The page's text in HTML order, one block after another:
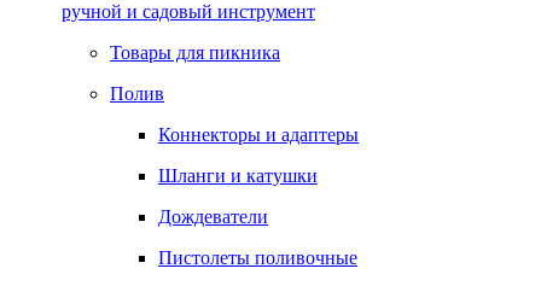
ручной и садовый инструмент
Товары для пикника
Полив
Коннекторы и адаптеры
Шланги и катушки
Дождеватели
Пистолеты поливочные